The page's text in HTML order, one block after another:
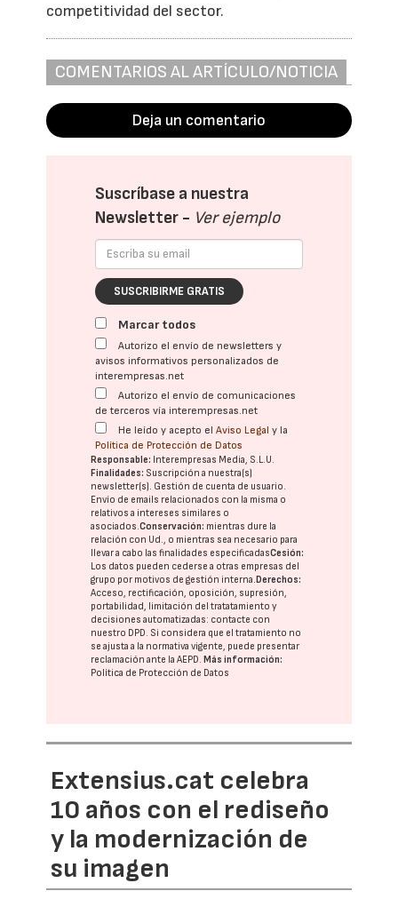
competitividad del sector.
COMENTARIOS AL ARTÍCULO/NOTICIA
Deja un comentario
Suscríbase a nuestra
Newsletter - Ver ejemplo
SUSCRIBIRME GRATIS
Marcar todos
Autorizo el envío de newsletters y
avisos informativos personalizados de
interempresas.net
Autorizo el envío de comunicaciones
de terceros vía interempresas.net
He leído y acepto elAviso Legal y la
Política de Protección de Datos
Responsable: Interempresas Media, S.L.U.
Finalidades: Suscripción a nuestra(s)
newsletter(s). Gestión de cuenta de usuario.
Envío de emails relacionados con la misma o
relativos a intereses similares o
asociados.Conservación: mientras dure la
relación con Ud., o mientras sea necesario para
llevar a cabo las finalidades especificadasCesión:
Los datos pueden cederse a otras empresas del
grupo por motivos de gestión interna.Derechos:
Acceso, rectificación, oposición, supresión,
portabilidad, limitación del tratatamiento y
decisiones automatizadas: contacte con
nuestro DPD. Si considera que el tratamiento no
se ajusta a la normativa vigente, puede presentar
reclamación ante laAEPD.Más información:
Política de Protección de Datos
Extensius.cat celebra
10 años con el rediseño
y la modernización de
su imagen